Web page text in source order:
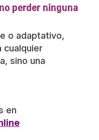
perder ninguna
o adaptativo,
cualquier
sino una
en